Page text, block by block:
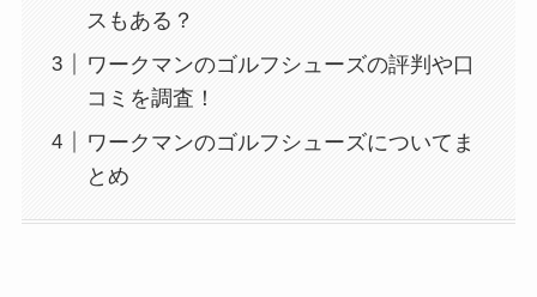
スもある？
ワークマンのゴルフシューズの評判や口
コミを調査！
ワークマンのゴルフシューズについてま
とめ